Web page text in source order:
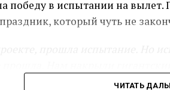
победу в испытании на вылет.
который чуть не
мы поели. А потом жестоко
ЧИТАТЬ